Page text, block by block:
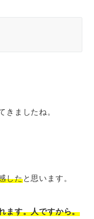
きましたね。
したと思います。
ます。人ですから。